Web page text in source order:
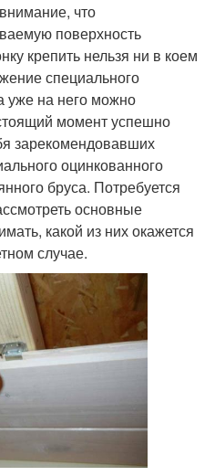
что
поверхность
крепить нельзя ни в коем
специального
уже на него можно
момент успешно
зарекомендовавших
оцинкованного
бруса. Потребуется
основные
какой из них окажется
случае.